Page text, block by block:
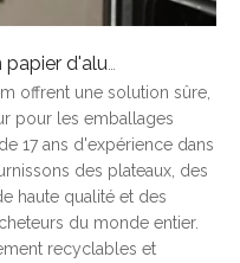
d'aluminium
offrent une solution sûre,
pour les emballages
17 ans d'expérience dans
des plateaux, des
haute qualité et des
du monde entier.
recyclables et